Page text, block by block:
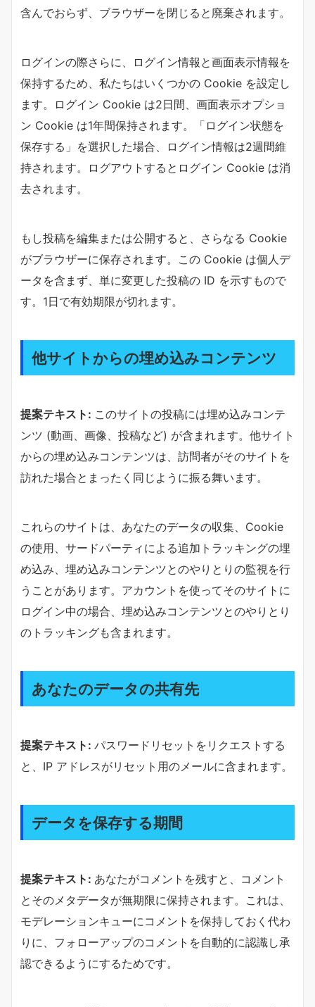
含んでおらず、ブラウザーを閉じると廃棄されます。
ログインの際さらに、ログイン情報と画面表示情報を
保持するため、私たちはいくつかの Cookie を設定し
ます。ログイン Cookie は2日間、画面表示オプショ
ン Cookie は1年間保持されます。「ログイン状態を
保存する」を選択した場合、ログイン情報は2週間維
持されます。ログアウトするとログイン Cookie は消
去されます。
もし投稿を編集または公開すると、さらなる Cookie
がブラウザーに保存されます。この Cookie は個人デ
ータを含まず、単に変更した投稿の ID を示すもので
す。1日で有効期限が切れます。
他サイトからの埋め込みコンテンツ
提案テキスト: このサイトの投稿には埋め込みコンテ
ンツ (動画、画像、投稿など) が含まれます。他サイト
からの埋め込みコンテンツは、訪問者がそのサイトを
訪れた場合とまったく同じように振る舞います。
これらのサイトは、あなたのデータの収集、Cookie
の使用、サードパーティによる追加トラッキングの埋
め込み、埋め込みコンテンツとのやりとりの監視を行
うことがあります。アカウントを使ってそのサイトに
ログイン中の場合、埋め込みコンテンツとのやりとり
のトラッキングも含まれます。
あなたのデータの共有先
提案テキスト: パスワードリセットをリクエストする
と、IP アドレスがリセット用のメールに含まれます。
データを保存する期間
提案テキスト: あなたがコメントを残すと、コメント
とそのメタデータが無期限に保持されます。これは、
モデレーションキューにコメントを保持しておく代わ
りに、フォローアップのコメントを自動的に認識し承
認できるようにするためです。